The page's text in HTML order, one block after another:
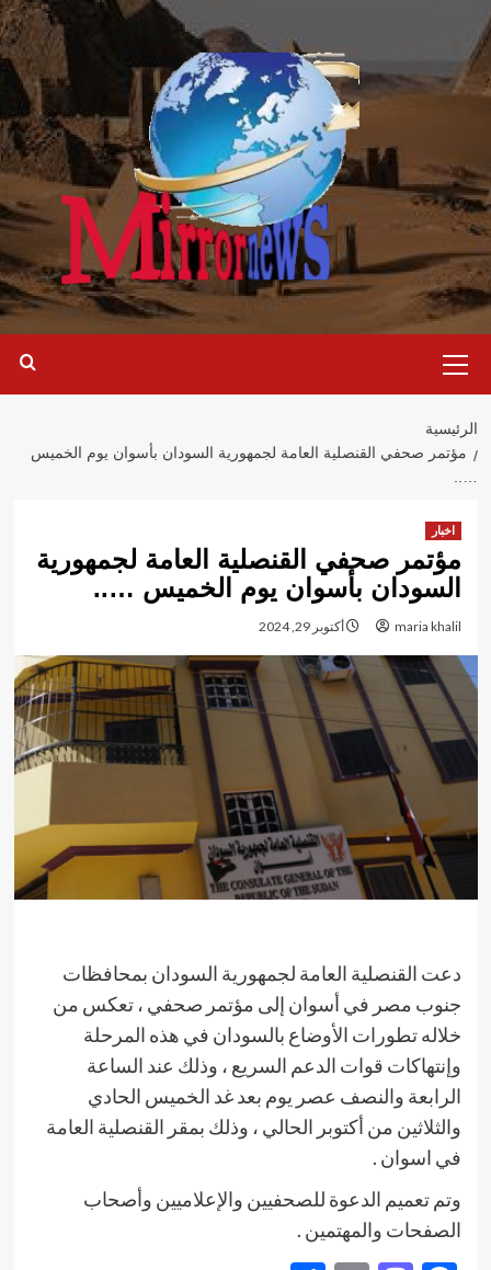
تخطي
إلى
المحتوى
الرئيسية
الرئيسية
مؤتمر صحفي القنصلية العامة لجمهورية السودان بأسوان يوم الخميس
…..
اخبار
مؤتمر صحفي القنصلية العامة لجمهورية
السودان بأسوان يوم الخميس …..
maria khalil أكتوبر 29, 2024
دعت القنصلية العامة لجمهورية السودان بمحافظات
جنوب مصر في أسوان إلى مؤتمر صحفي ، تعكس من
خلاله تطورات الأوضاع بالسودان في هذه المرحلة
وإنتهاكات قوات الدعم السريع ، وذلك عند الساعة
الرابعة والنصف عصر يوم بعد غد الخميس الحادي
والثلاثين من أكتوبر الحالي ، وذلك بمقر القنصلية العامة
في اسوان .
وتم تعميم الدعوة للصحفيين والإعلاميين وأصحاب
الصفحات والمهتمين .